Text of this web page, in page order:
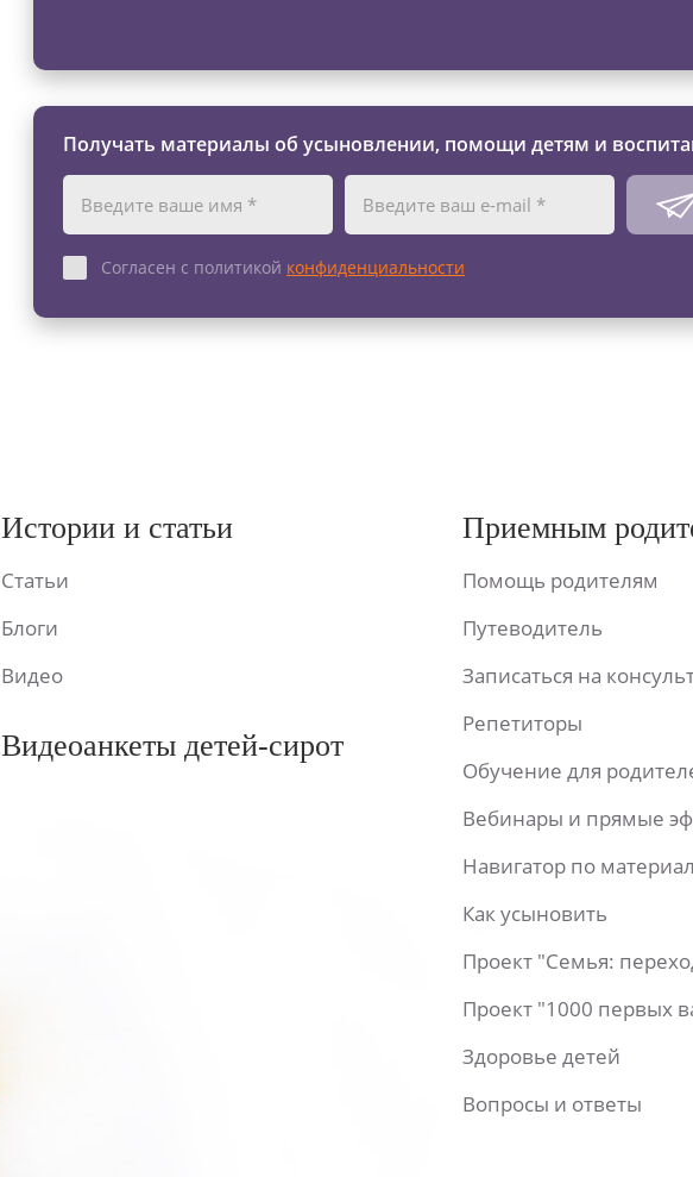
Получать материалы об усыновлении, помощи детям и
Согласен с политикой конфиденциальности
Истории и статьи
Статьи
Блоги
Видео
Видеоанкеты детей-сирот
Приемным
Помощь родителям
Путеводитель
Записаться на
Репетиторы
Обучение для
Вебинары и прямые
Навигатор по
Как усыновить
Проект "Семья:
Проект "1000 первых
Здоровье детей
Вопросы и ответы